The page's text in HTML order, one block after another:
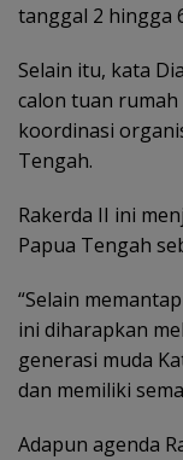
tanggal 2 hingga
Selain itu, kata
calon tuan
koordinasi
Tengah.
Rakerda II ini
Papua Tengah
“Selain
ini diharapkan
generasi muda
dan memiliki
Adapun agenda